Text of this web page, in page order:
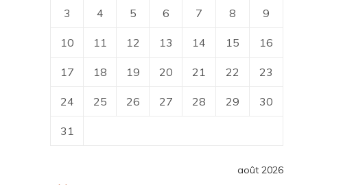
août 2026
3 4 5 6 7 8 9
10 11 12 13 14 15 16
17 18 19 20 21 22 23
24 25 26 27 28 29 30
31